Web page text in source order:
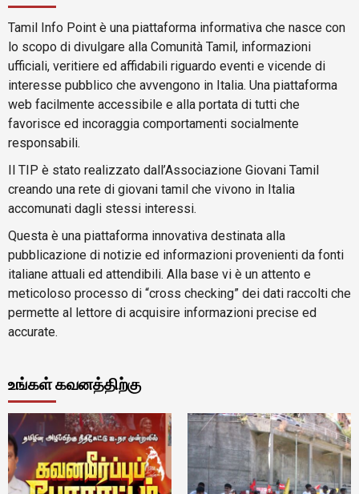
Tamil Info Point è una piattaforma informativa che nasce con
lo scopo di divulgare alla Comunità Tamil, informazioni
ufficiali, veritiere ed affidabili riguardo eventi e vicende di
interesse pubblico che avvengono in Italia. Una piattaforma
web facilmente accessibile e alla portata di tutti che
favorisce ed incoraggia comportamenti socialmente
responsabili.
Il TIP è stato realizzato dall’Associazione Giovani Tamil
creando una rete di giovani tamil che vivono in Italia
accomunati dagli stessi interessi.
Questa è una piattaforma innovativa destinata alla
pubblicazione di notizie ed informazioni provenienti da fonti
italiane attuali ed attendibili. Alla base vi è un attento e
meticoloso processo di “cross checking” dei dati raccolti che
permette al lettore di acquisire informazioni precise ed
accurate.
உங்கள் கவனத்திற்கு